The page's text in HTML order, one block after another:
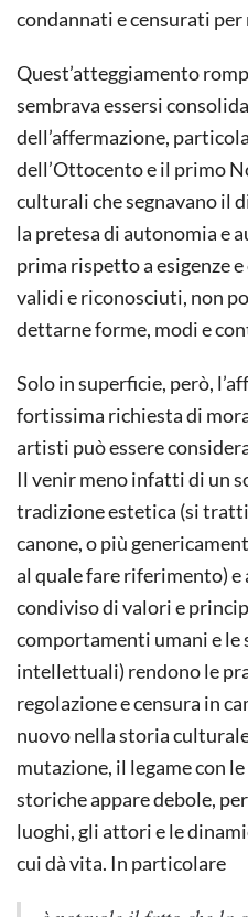
condannati e censurati
Quest’atteggiamento
sembrava essersi
dell’affermazione,
dell’Ottocento e il primo
culturali che segnavano il
la pretesa di autonomia e
prima rispetto a esigenze
validi e riconosciuti, non
dettarne forme, modi e
Solo in superficie, però,
fortissima richiesta di
artisti può essere
Il venir meno infatti di un
tradizione estetica (si
canone, o più
al quale fare riferimento) e
condiviso di valori e
comportamenti umani e le
intellettuali) rendono le
regolazione e censura in
nuovo nella storia
mutazione, il legame con
storiche appare debole,
luoghi, gli attori e le
cui dà vita. In particolare